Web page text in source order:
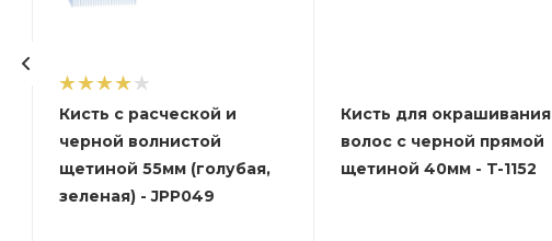
Кисть с расческой и
черной волнистой
щетиной 55мм (голубая,
зеленая) - JPP049
Кисть для окрашивания
волос с черной прямой
щетиной 40мм - T-1152